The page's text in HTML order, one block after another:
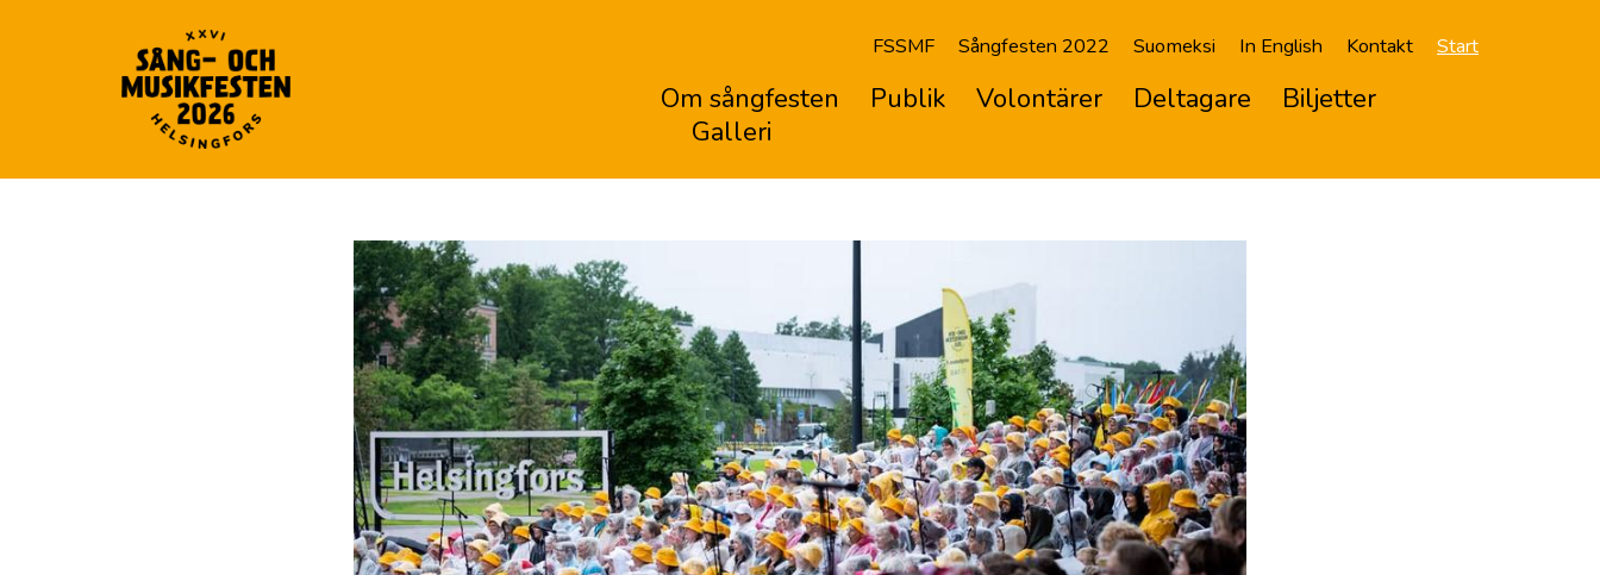
FSSMF Sångfesten 2022 Suomeksi In English Kontakt Start
Om sångfesten Publik Volontärer Deltagare
Biljetter
Galleri